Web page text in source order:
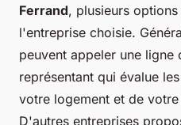
Ferrand, plusieurs
l'entreprise choisie.
peuvent appeler une
représentant qui évalue
votre logement et de
D'autres entreprises